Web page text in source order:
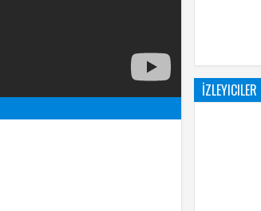
İZLEYICILER